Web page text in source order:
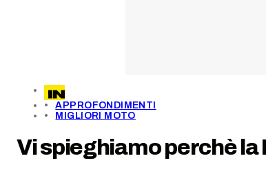
APPROFONDIMENTI
MIGLIORI MOTO
Vi spieghiamo perchè la